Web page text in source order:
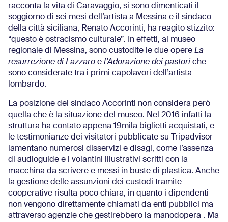
racconta la vita di Caravaggio, si sono dimenticati il
soggiorno di sei mesi dell’artista a Messina e il sindaco
della città siciliana, Renato Accorinti, ha reagito stizzito:
“questo è ostracismo culturale”. In effetti, al museo
regionale di Messina, sono custodite le due opere La
resurrezione di Lazzaro e l’Adorazione dei pastori che
sono considerate tra i primi capolavori dell’artista
lombardo.
La posizione del sindaco Accorinti non considera però
quella che è la situazione del museo. Nel 2016 infatti la
struttura ha contato appena 19mila biglietti acquistati, e
le testimonianze dei visitatori pubblicate su Tripadvisor
lamentano numerosi disservizi e disagi, come l’assenza
di audioguide e i volantini illustrativi scritti con la
macchina da scrivere e messi in buste di plastica. Anche
la gestione delle assunzioni dei custodi tramite
cooperative risulta poco chiara, in quanto i dipendenti
non vengono direttamente chiamati da enti pubblici ma
attraverso agenzie che gestirebbero la manodopera . Ma